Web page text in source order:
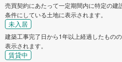
売買契約にあたって一定期間内に特定の建
条件にしている土地に表示されます。
未入居
建築工事完了日から1年以上経過したもの
表示されます。
賃貸中